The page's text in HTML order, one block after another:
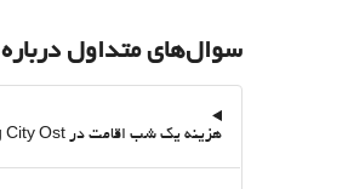
سوال‌های متداول درباره Ibis Budget Hamburg City Ost
هزینه یک شب اقامت در Ibis Budget Hamburg City Ost از طریق Destinia چقدر است؟